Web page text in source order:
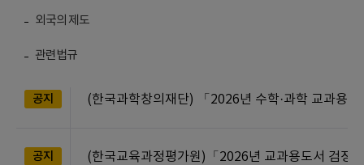
외국의 제도
관련법규
공지 (한국과학창의재단) 「2026년 수학·과학 교과용
공지 (한국교육과정평가원)「2026년 교과용도서 검정